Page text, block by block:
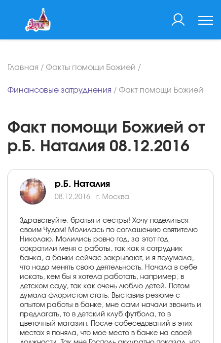
Главная / Факты помощи Божией /
Финансовые затруднения / Факт помощи Божией
Факт помощи Божией от
р.Б. Наталия 08.12.2016
р.Б. Наталия
08.12.2016 г. Москва
Здравствуйте, братья и сестры! Хочу поделиться
своим Чудом! Молилась по соглашению святителю
Николаю. Молились ровно год, за этот год
сократили меня с работы, так как я сотрудник
банка, а банки сейчас закрывают, и я подумала,
что надо менять свою деятельность. Начала в себе
искать, кем бы я хотела работать, например, в
детском саду, так как очень люблю детей. Потом
думала флористом стать. Выставив резюме с
опытом работы в банке, мне сами начали звонить и
предлагать, то в детский клуб футбола, то в
цветочный магазин. После собеседований в этих
местах я поняла, что мое место в банке на своей